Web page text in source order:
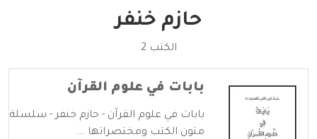
حازم خنفر
الكتب 2
بابات في علوم القرآن
بابات في علوم القرآن - حازم خنفر - سلسلة
متون الكتب ومختصراتها ...